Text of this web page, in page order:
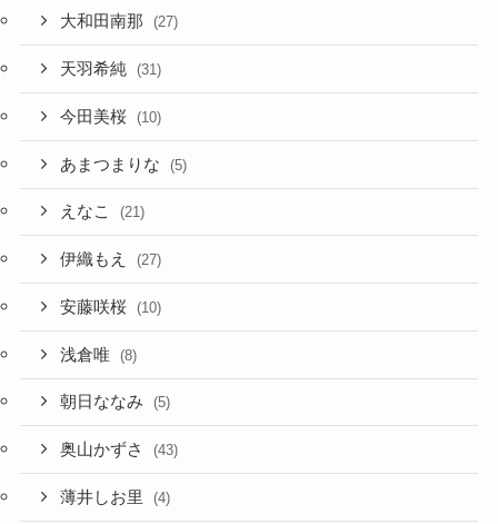
大和田南那 (27)
天羽希純 (31)
今田美桜 (10)
あまつまりな (5)
えなこ (21)
伊織もえ (27)
安藤咲桜 (10)
浅倉唯 (8)
朝日ななみ (5)
奥山かずさ (43)
薄井しお里 (4)